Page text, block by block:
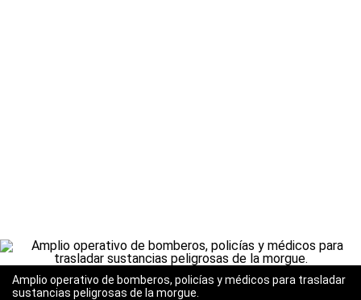
Amplio operativo de bomberos, policías y médicos para trasladar
sustancias peligrosas de la morgue.